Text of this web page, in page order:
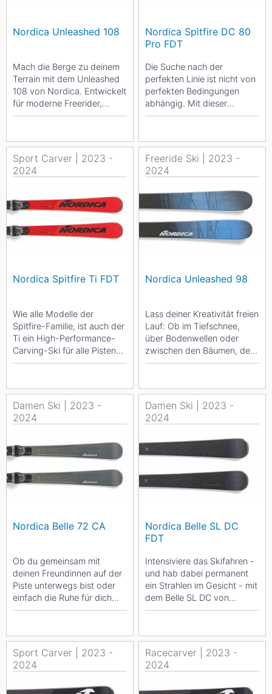
Nordica Unleashed 108
Mach die Berge zu deinem
Terrain mit dem Unleashed
108 von Nordica. Entwickelt
für moderne Freerider,
lechzt er nach Powder und
Nordica Spitfire DC 80
Pro FDT
Die Suche nach der
perfekten Linie ist nicht von
perfekten Bedingungen
abhängig. Mit dieser
Prämisse liefert der Spitfire
Sport Carver | 2023 -
2024
Nordica Spitfire Ti FDT
Wie alle Modelle der
Spitfire-Familie, ist auch der
Ti ein High-Performance-
Carving-Ski für alle Pisten-
Fans. Da die Holzkern-
Freeride Ski | 2023 -
2024
Nordica Unleashed 98
Lass deiner Kreativität freien
Lauf: Ob im Tiefschnee,
über Bodenwellen oder
zwischen den Bäumen, der
Unleashed 98 von Nordica
Damen Ski | 2023 -
2024
Nordica Belle 72 CA
Ob du gemeinsam mit
deinen Freundinnen auf der
Piste unterwegs bist oder
einfach die Ruhe für dich
genießt, der Belle DC 72
Damen Ski | 2023 -
2024
Nordica Belle SL DC
FDT
Intensiviere das Skifahren -
und hab dabei permanent
ein Strahlen im Gesicht - mit
dem Belle SL DC von
Nordica. Mit dem Fokus auf
Sport Carver | 2023 -
2024
Racecarver | 2023 -
2024